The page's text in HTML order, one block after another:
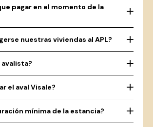
pagar en el momento de la
nuestras viviendas al APL?
el aval Visale?
mínima de la estancia?